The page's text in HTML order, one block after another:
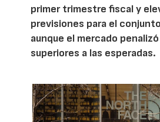
primer trimestre fiscal y
previsiones para el
aunque el mercado
superiores a las esperadas.